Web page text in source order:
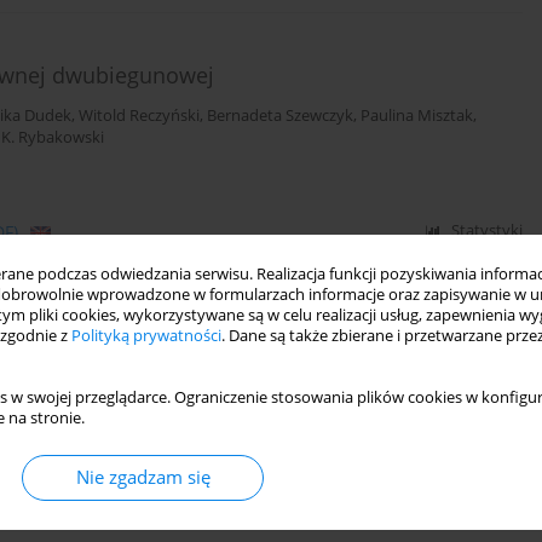
podczas odwiedzania serwisu. Realizacja funkcji pozyskiwania
wprowadzone w formularzach informacje oraz zapisywanie w
pliki cookies, wykorzystywane są w celu realizacji usług, zapewnienia
z Polityką prywatności. Dane są także zbierane i przetwarzane
w swojej przeglądarce. Ograniczenie stosowania plików cookies w
na stronie.
Nie zgadzam się
dwubiegunowej
Dudek, Witold Reczyński, Bernadeta Szewczyk, Paulina Misztak,
K. Rybakowski
Statystyki
marker stanu u chorych na depresję
Dudek ,Witold Reczyński,Bernadeta Szewczyk ,Paulina Misztak,